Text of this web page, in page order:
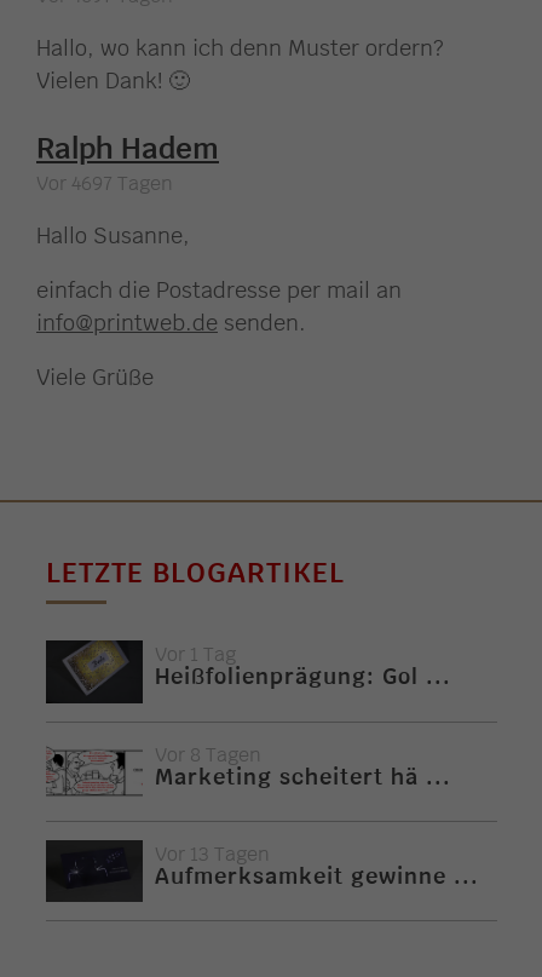
Hallo, wo kann ich denn Muster ordern?
Vielen Dank! 🙂
Ralph Hadem
Vor 4697 Tagen
Hallo Susanne,
einfach die Postadresse per mail an
info@printweb.de senden.
Viele Grüße
LETZTE BLOGARTIKEL
Vor 1 Tag
Heißfolienprägung: Gol ...
Vor 8 Tagen
Marketing scheitert hä ...
Vor 13 Tagen
Aufmerksamkeit gewinne ...